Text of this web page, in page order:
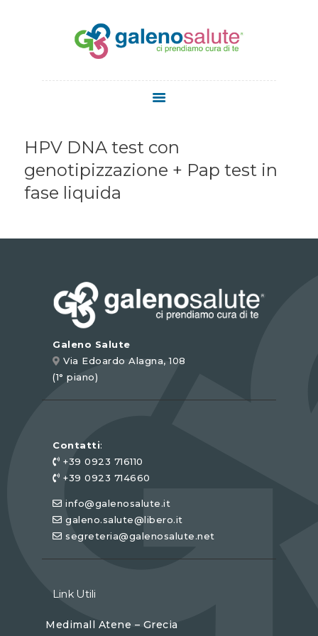
SERVIZI
STAFF
MEDICI
ESTETICA
CONTATTI
HPV DNA test con
genotipizzazione + Pap test in
fase liquida
Galeno Salute
Via Edoardo Alagna, 108
(1° piano)
Contatti:
+39 0923 716110
+39 0923 714660
info@galenosalute.it
galeno.salute@libero.it
segreteria@galenosalute.net
Link Utili
Medimall Atene – Grecia